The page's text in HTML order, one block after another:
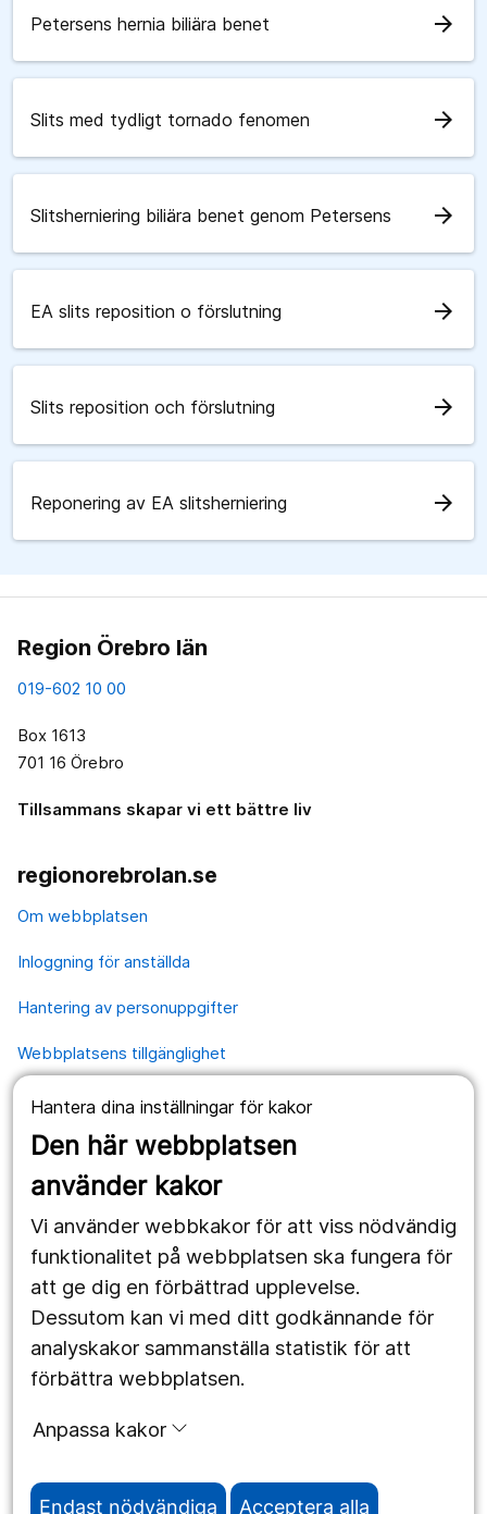
Hantera dina inställningar för kakor
Den här webbplatsen
använder kakor
Vi använder webbkakor för att viss nödvändig
funktionalitet på webbplatsen ska fungera för
att ge dig en förbättrad upplevelse.
Dessutom kan vi med ditt godkännande för
analyskakor sammanställa statistik för att
förbättra webbplatsen.
Anpassa kakor
Endast nödvändiga Acceptera alla
Petersens hernia biliära benet arrow_forward
Slits med tydligt tornado fenomen arrow_forward
Slitsherniering biliära benet genom Petersens arrow_forward
EA slits reposition o förslutning arrow_forward
Slits reposition och förslutning arrow_forward
Reponering av EA slitsherniering arrow_forward
Region Örebro län
019-602 10 00
Box 1613
701 16 Örebro
Tillsammans skapar vi ett bättre liv
regionorebrolan.se
Om webbplatsen
Inloggning för anställda
Hantering av personuppgifter
Webbplatsens tillgänglighet
Våra webbplatser
1177.se
Region Örebro län
Följ oss
Facebook